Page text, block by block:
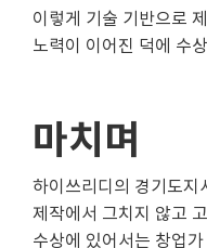
이렇게 기술 기반으로
노력이 이어진 덕에 수
마치며
하이쓰리디의 경기도지
제작에서 그치지 않고
수상에 있어서는 창업